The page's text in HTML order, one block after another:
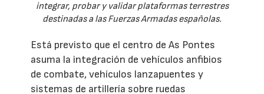
integrar, probar y validar plataformas terrestres
destinadas a las Fuerzas Armadas españolas.
Está previsto que el centro de As Pontes
asuma la integración de vehículos anfibios
de combate, vehículos lanzapuentes y
sistemas de artillería sobre ruedas